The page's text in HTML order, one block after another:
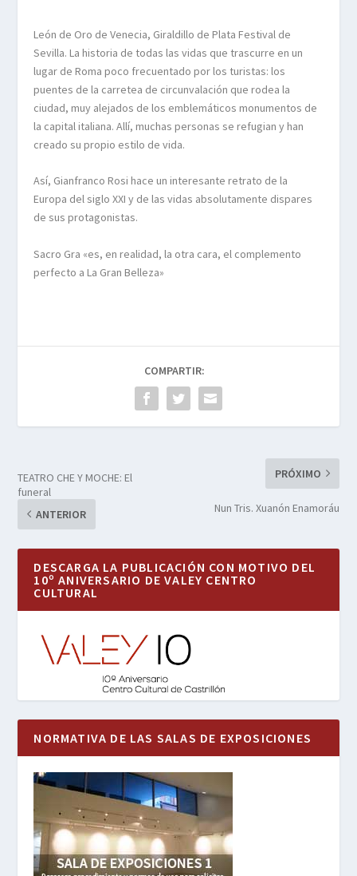
León de Oro de Venecia, Giraldillo de Plata Festival de
Sevilla. La historia de todas las vidas que trascurre en un
lugar de Roma poco frecuentado por los turistas: los
puentes de la carretea de circunvalación que rodea la
ciudad, muy alejados de los emblemáticos monumentos de
la capital italiana. Allí, muchas personas se refugian y han
creado su propio estilo de vida.
Así, Gianfranco Rosi hace un interesante retrato de la
Europa del siglo XXI y de las vidas absolutamente dispares
de sus protagonistas.
Sacro Gra «es, en realidad, la otra cara, el complemento
perfecto a La Gran Belleza»
COMPARTIR:
TEATRO CHE Y MOCHE: El
funeral
ANTERIOR
PRÓXIMO
Nun Tris. Xuanón Enamoráu
DESCARGA LA PUBLICACIÓN CON MOTIVO DEL
10º ANIVERSARIO DE VALEY CENTRO
CULTURAL
NORMATIVA DE LAS SALAS DE EXPOSICIONES